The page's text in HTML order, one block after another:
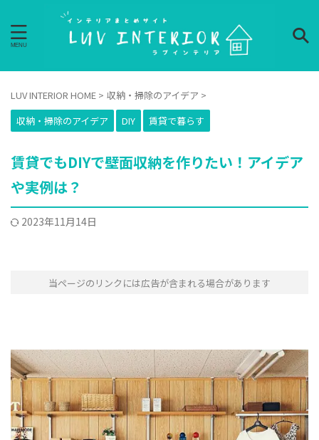
LUV INTERIOR HOME > 収納・掃除のアイデア >
収納・掃除のアイデア
DIY 賃貸で暮らす
賃貸でもDIYで壁面収納を作りたい！アイデア
や実例は？
2023年11月14日
当ページのリンクには広告が含まれる場合があります